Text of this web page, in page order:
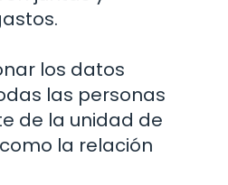
los datos
las personas
de la unidad de
la relación